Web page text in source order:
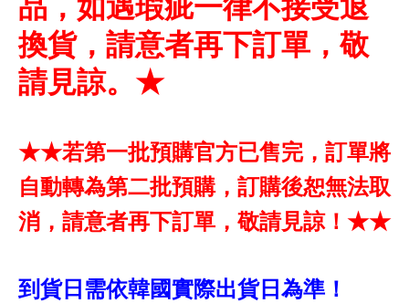
品，如遇瑕疵一律不接受退
換貨，請意者再下訂單，敬
請見諒。★
★★若第一批預購官方已售完，訂單將
自動轉為第二批預購，訂購後恕無法取
消，請意者再下訂單，敬請見諒！★★
到貨日需依韓國實際出貨日為準！